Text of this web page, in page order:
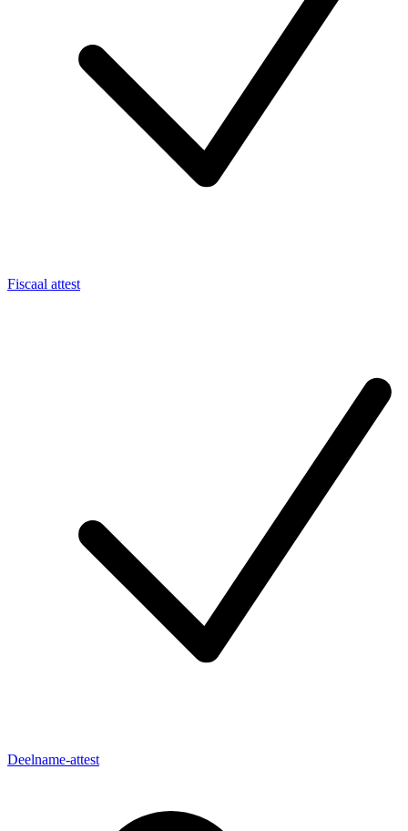
Fiscaal attest
Deelname-attest